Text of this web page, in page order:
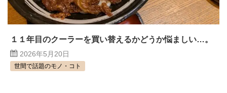
１１年目のクーラーを買い替えるかどうか悩ましい…。
2026年5月20日
世間で話題のモノ・コト